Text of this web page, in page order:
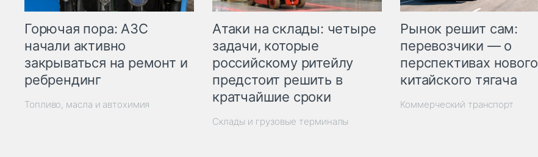
Горючая пора: АЗС
начали активно
закрываться на ремонт и
ребрендинг
Топливо, масла и автохимия
Атаки на склады: четыре
задачи, которые
российскому ритейлу
предстоит решить в
кратчайшие сроки
Склады и грузовые терминалы
Рынок решит сам:
перевозчики — о
перспективах нового
китайского тягача
Коммерческий транспорт